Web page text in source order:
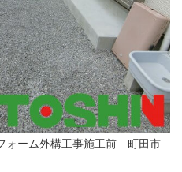
ーム外構工事施工前 町田市